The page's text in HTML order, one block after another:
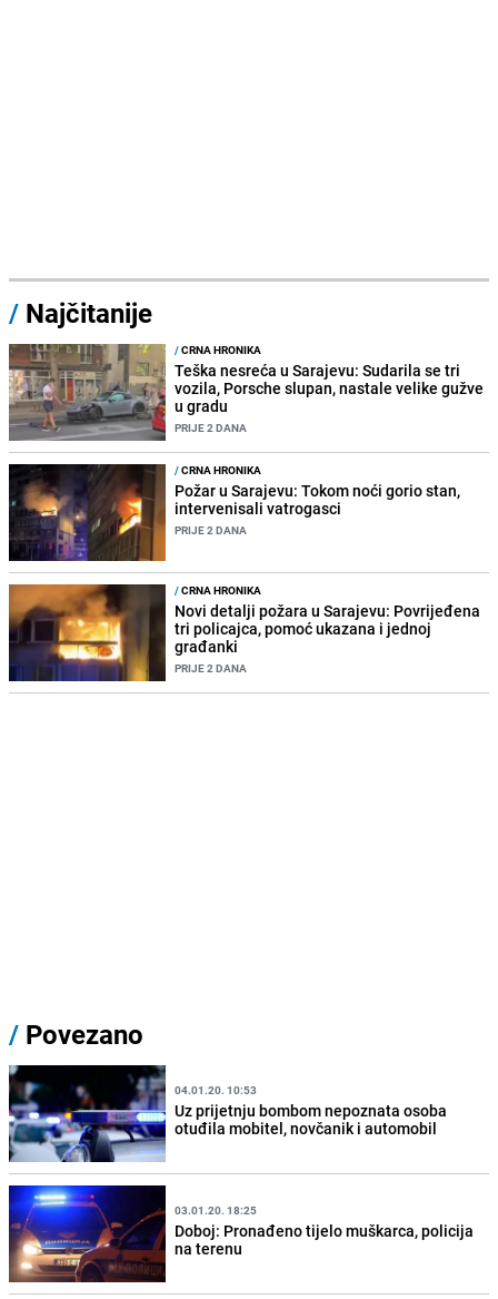
/ Najčitanije
/CRNA HRONIKA
Teška nesreća u Sarajevu: Sudarila se tri
vozila, Porsche slupan, nastale velike gužve
u gradu
PRIJE 2 DANA
/CRNA HRONIKA
Požar u Sarajevu: Tokom noći gorio stan,
intervenisali vatrogasci
PRIJE 2 DANA
/CRNA HRONIKA
Novi detalji požara u Sarajevu: Povrijeđena
tri policajca, pomoć ukazana i jednoj
građanki
PRIJE 2 DANA
/ Povezano
04.01.20. 10:53
Uz prijetnju bombom nepoznata osoba
otuđila mobitel, novčanik i automobil
03.01.20. 18:25
Doboj: Pronađeno tijelo muškarca, policija
na terenu